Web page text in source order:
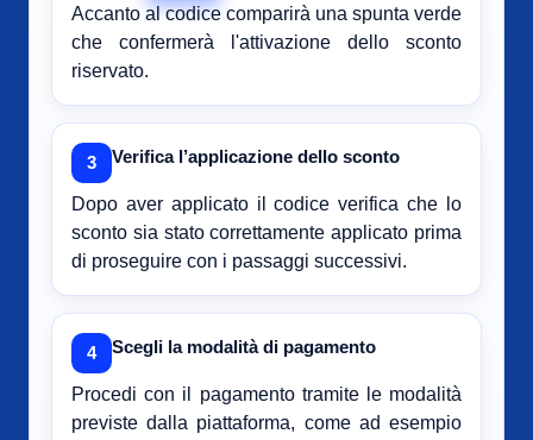
Accanto al codice comparirà una spunta verde
che confermerà l'attivazione dello sconto
riservato.
3 Verifica l’applicazione dello sconto
Dopo aver applicato il codice verifica che lo
sconto sia stato correttamente applicato prima
di proseguire con i passaggi successivi.
4 Scegli la modalità di pagamento
Procedi con il pagamento tramite le modalità
previste dalla piattaforma, come ad esempio